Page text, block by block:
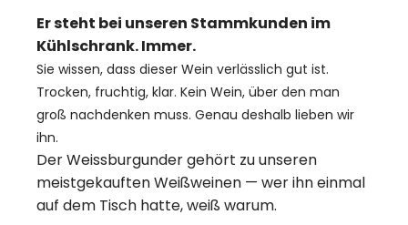
Er steht bei unseren Stammkunden im
Kühlschrank. Immer.
Sie wissen, dass dieser Wein verlässlich gut ist.
Trocken, fruchtig, klar. Kein Wein, über den man
groß nachdenken muss. Genau deshalb lieben wir
ihn.
DerWeissburgunder gehört zu unseren
meistgekauften Weißweinen — wer ihneinmal
auf dem Tisch hatte, weiß warum.